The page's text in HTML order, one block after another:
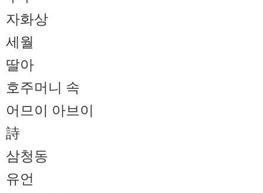
자화상
세월
딸아
호주머니 속
어므이 아브이
詩
삼청동
유언